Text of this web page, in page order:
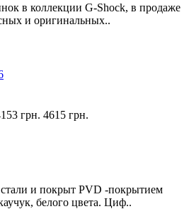
в коллекции G-Shock, в продаже
и оригинальных..
грн. 4615 грн.
и покрыт PVD -покрытием
белого цвета. Циф..